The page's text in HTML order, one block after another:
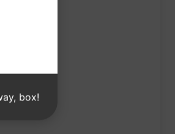
box!